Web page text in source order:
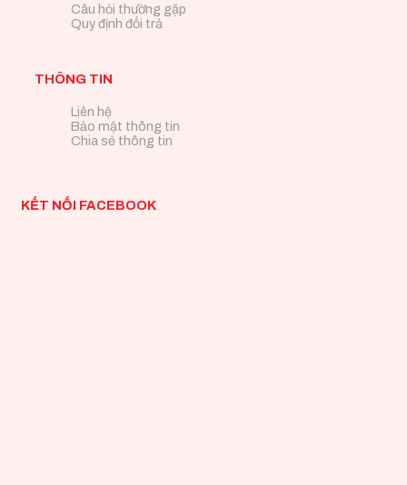
Câu hỏi thường gặp
Quy định đổi trả
THÔNG TIN
Liên hệ
Bảo mật thông tin
Chia sẻ thông tin
KẾT NỐI FACEBOOK